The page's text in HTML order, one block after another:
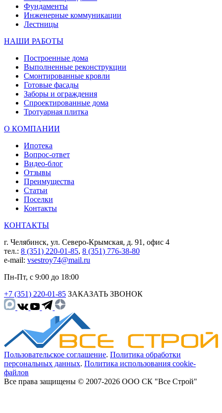
Фундаменты
Инженерные коммуникации
Лестницы
НАШИ РАБОТЫ
Построенные дома
Выполненные реконструкции
Смонтированные кровли
Готовые фасады
Заборы и ограждения
Спроектированные дома
Тротуарная плитка
О КОМПАНИИ
Ипотека
Вопрос-ответ
Видео-блог
Отзывы
Преимущества
Статьи
Поселки
Контакты
КОНТАКТЫ
г. Челябинск, ул. Северо-Крымская, д. 91, офис 4
тел.: 8 (351) 220-01-85, 8 (351) 776-38-80
e-mail: vsestroy74@mail.ru
Пн-Пт, с 9:00 до 18:00
+7 (351) 220-01-85 ЗАКАЗАТЬ ЗВОНОК
Пользовательское соглашение. Политика обработки
персональных данных. Политика использования cookie-
файлов
Все права защищены © 2007-2026 ООО СК "Все Строй"